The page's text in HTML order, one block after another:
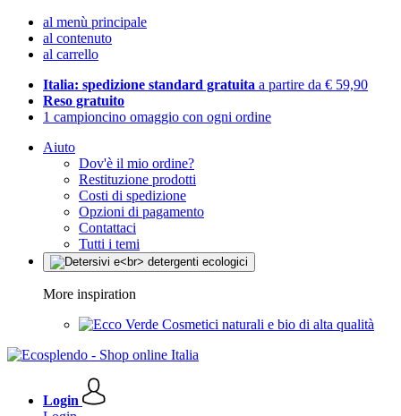
al menù principale
al contenuto
al carrello
Italia: spedizione standard gratuita a partire da € 59,90
Reso gratuito
1 campioncino omaggio con ogni ordine
Aiuto
Dov'è il mio ordine?
Restituzione prodotti
Costi di spedizione
Opzioni di pagamento
Contattaci
Tutti i temi
More inspiration
Cosmetici naturali e bio di alta qualità
Login